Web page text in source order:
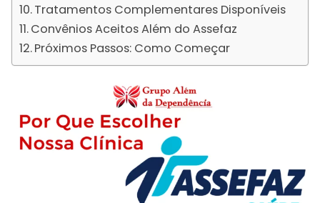
Tratamentos Complementares Disponíveis
Convênios Aceitos Além do Assefaz
Próximos Passos: Como Começar